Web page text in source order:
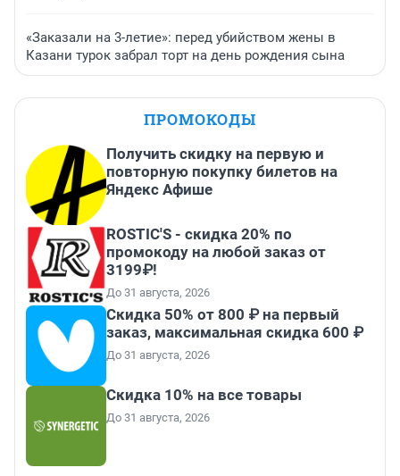
«Заказали на 3-летие»: перед убийством жены в
Казани турок забрал торт на день рождения сына
ПРОМОКОДЫ
Получить скидку на первую и
повторную покупку билетов на
Яндекс Афише
ROSTIC'S - скидка 20% по
промокоду на любой заказ от
3199₽!
До 31 августа, 2026
Скидка 50% от 800 ₽ на первый
заказ, максимальная скидка 600 ₽
До 31 августа, 2026
Скидка 10% на все товары
До 31 августа, 2026